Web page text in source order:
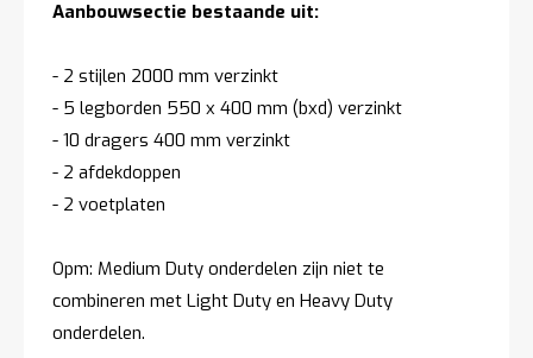
Aanbouwsectie bestaande uit:
- 2 stijlen 2000 mm verzinkt
- 5 legborden 550 x 400 mm (bxd) verzinkt
- 10 dragers 400 mm verzinkt
- 2 afdekdoppen
- 2 voetplaten
Opm: Medium Duty onderdelen zijn niet te
combineren met Light Duty en Heavy Duty
onderdelen.